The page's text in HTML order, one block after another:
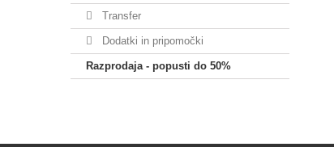
Transfer
Dodatki in pripomočki
Razprodaja - popusti do 50%